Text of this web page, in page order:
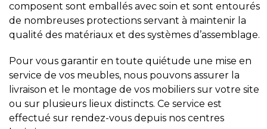
composent sont emballés avec soin et sont entourés
de nombreuses protections servant à maintenir la
qualité des matériaux et des systèmes d’assemblage.
Pour vous garantir en toute quiétude une mise en
service de vos meubles, nous pouvons assurer la
livraison et le montage de vos mobiliers sur votre site
ou sur plusieurs lieux distincts. Ce service est
effectué sur rendez-vous depuis nos centres